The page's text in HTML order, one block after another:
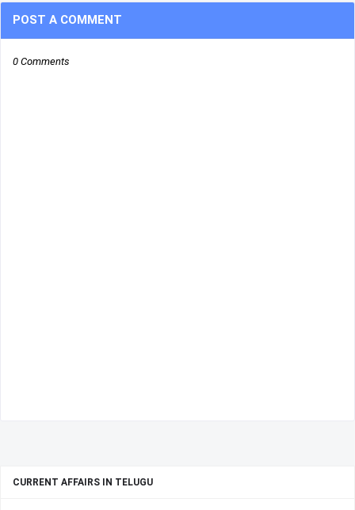
POST A COMMENT
0 Comments
CURRENT AFFAIRS IN TELUGU